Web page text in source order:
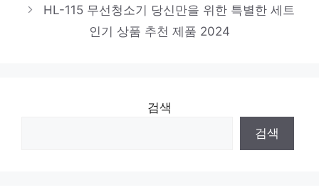
하루만에 품절될 아이템! 인기 상품 추천 제
품 2024
HL-115 무선청소기 당신만을 위한 특별한 세트
인기 상품 추천 제품 2024
검색
검색